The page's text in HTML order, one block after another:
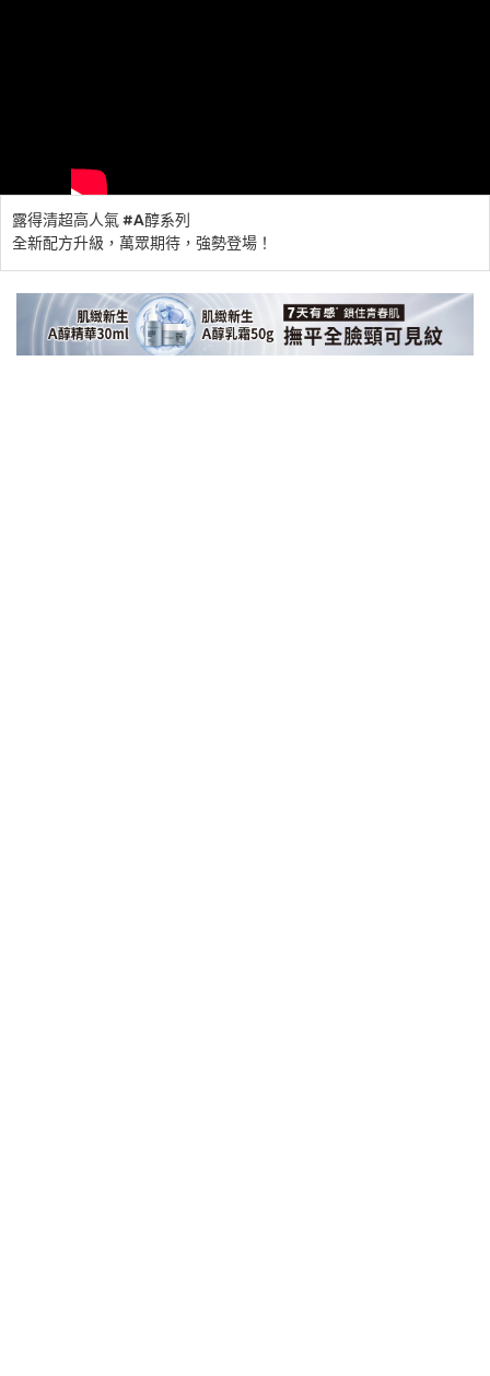
露得清超高人氣 #A醇系列
全新配方升級，萬眾期待，強勢登場！